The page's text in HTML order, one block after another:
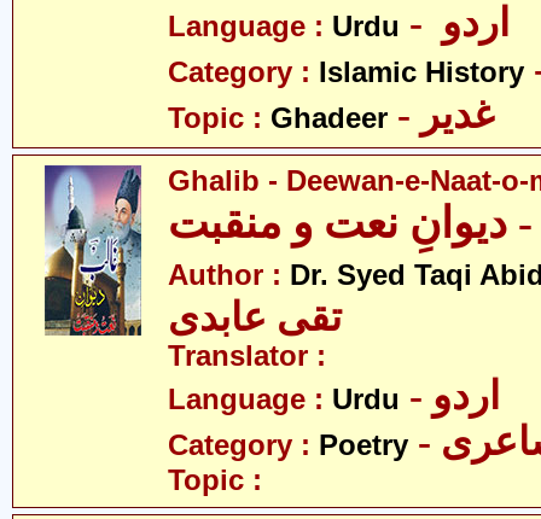
Language : Urdu
Category : Islamic History
Topic : Ghadeer - غدیر
Ghalib - Deewan-e-Naat-o-
دیوانِ نعت و منقبت
Author : Dr. Syed Taqi
تقی عابدی
Translator :
Language : Urdu - اردو
Category : Poetry
Topic :